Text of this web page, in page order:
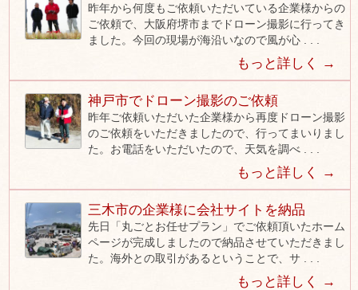
昨年から何度もご依頼いただいている企業様からの
ご依頼で、大阪府堺市までドローン撮影に行ってき
ました。今回の現場が海沿いなので風が心 . . .
もっと詳しく →
神戸市でドローン撮影のご依頼
昨年ご依頼いただいた企業様から再度ドローン撮影
のご依頼をいただきましたので、行ってまいりまし
た。お電話をいただいたので、天気を調べ . . .
もっと詳しく →
三木市の企業様に会社サイトを納品
先日「丸ごとお任せプラン」でご依頼頂いたホーム
ページが完成しましたので納品させていただきまし
た。海外との取引があるということで、サ . . .
もっと詳しく →